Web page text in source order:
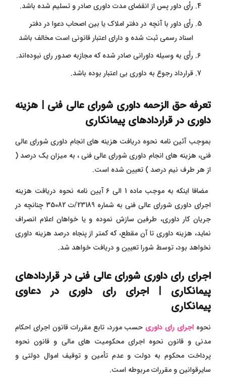
رأی داور پس از انقضای مدت داوری صادر و تسلیم شده باشد.
رأی داور با آنچه در دفتر املاک یا بین اصحاب دعوا در دفتر
اسناد رسمی ثبت شده و دارای اعتبار قانونی است مخالف باشد
رأی به وسیله داورانی صادر شده که مجازبه صدور رای نبوده‌اند.
قرارداد رجوع به داوری بی‌ اعتبار بوده باشد.
تعرفه حق الزحمه داوری شورای عالی فنی | هزینه
داوری در قراردادهای پیمانکاری
بموجب آئین نامه نحوه دریافت هزینه های انجام داوری شورای عالی
فنی، هزینه های انجام داوری شورای عالی فنی ، به میزان یک درصد (
از هر طرف نیم درصد ) تعیین شده است.
مضافا اینکه به موجب ماده 1 الی 6 آیین نامه نحوه دریافت هزینه
اجرای داوری شورای عالی فنی به شماره 23189/ت 35082 چنانچه در
جریان کار داوری، طرفین سازش نموده و یا خواهان اعلام انصراف
نماید، هزینه داوری تا آن مقطع، که کمتر از پنجاه درصد هزینه داوری
نخواهد بود، توسط شورا تعیین و دریافت خواهد شد.
اجرای رای داوری شورای عالی فنی در قراردادهای
پیمانکاری | اجرای رای داوری در دعاوی
پیمانکاری
نحوه اجرای رای داوریحسب مورد، تابع مقررات قانون اجرای احکام
مدنی و قانون نحوه اجرای محکومیت های مالی و قانون نحوه
پرداخت محکوم به دولت و عدم تأمین و توقیف اموال دولتی و
سایرقوانین و مقررات مربوطه است.